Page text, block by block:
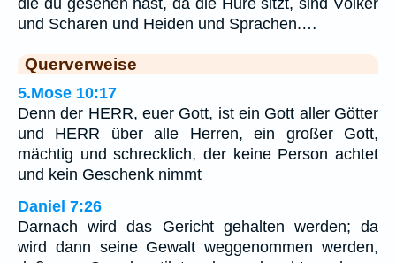
die du gesehen hast, da die Hure sitzt, sind Völker
und Scharen und Heiden und Sprachen.…
Querverweise
5.Mose 10:17
Denn der HERR, euer Gott, ist ein Gott aller Götter
und HERR über alle Herren, ein großer Gott,
mächtig und schrecklich, der keine Person achtet
und kein Geschenk nimmt
Daniel 7:26
Darnach wird das Gericht gehalten werden; da
wird dann seine Gewalt weggenommen werden,